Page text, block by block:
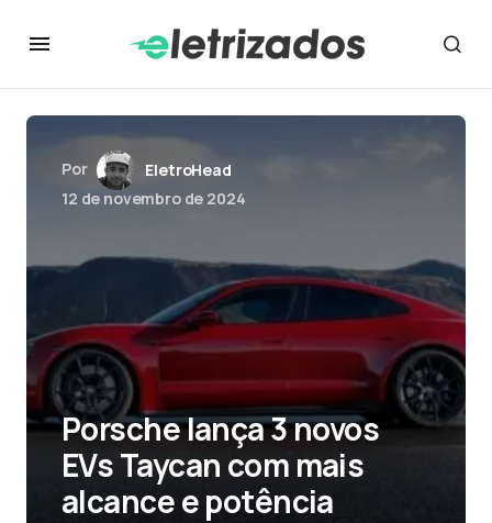
Por
EletroHead
12 de novembro de 2024
Porsche lança 3 novos
EVs Taycan com mais
alcance e potência